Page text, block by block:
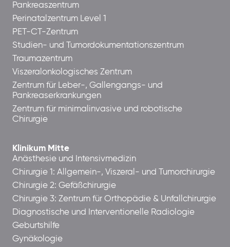
Pankreaszentrum
Perinatalzentrum Level 1
PET-CT-Zentrum
Studien- und Tumordokumentationszentrum
Traumazentrum
Viszeralonkologisches Zentrum
Zentrum für Leber-, Gallengangs- und
Pankreaserkrankungen
Zentrum für minimalinvasive und robotische
Chirurgie
Klinikum Mitte
Anästhesie und Intensivmedizin
Chirurgie 1: Allgemein-, Viszeral- und Tumorchirurgie
Chirurgie 2: Gefäßchirurgie
Chirurgie 3: Zentrum für Orthopädie & Unfallchirurgie
Diagnostische und Interventionelle Radiologie
Geburtshilfe
Gynäkologie